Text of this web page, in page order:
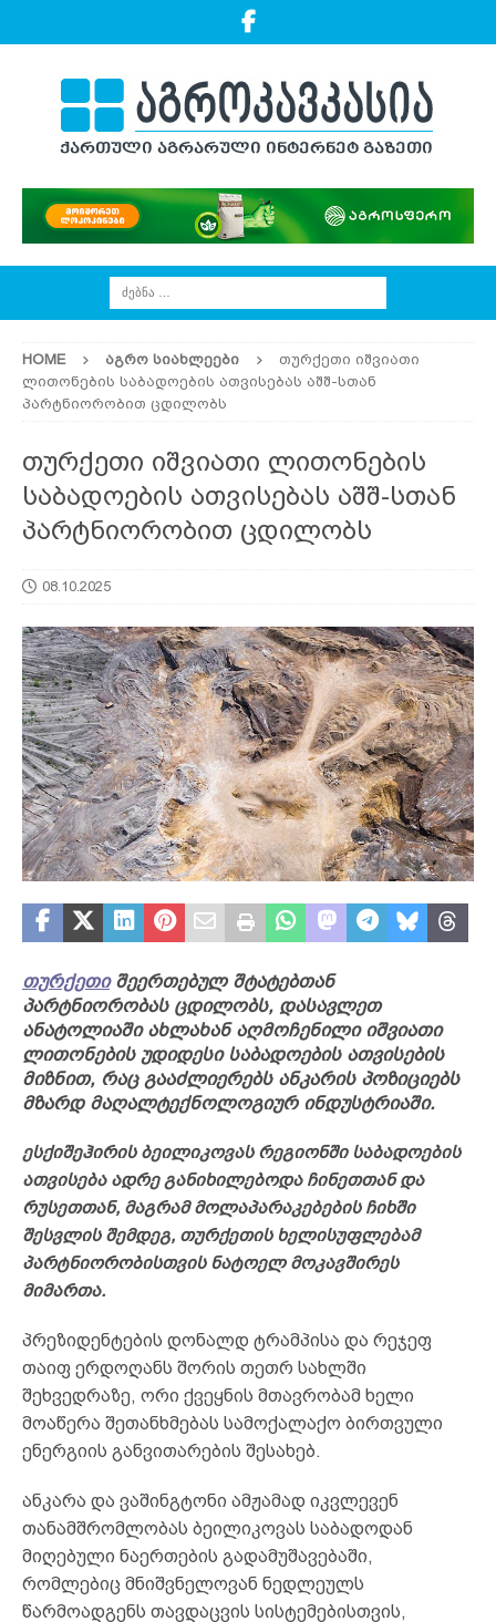
HOME ᲐᲒᲠᲝ ᲡᲘᲐᲮᲚᲔᲔᲑᲘ
თურქეთი იშვიათი
ლითონების საბადოების ათვისებას აშშ-სთან
პარტნიორობით ცდილობს
თურქეთი იშვიათი ლითონების
საბადოების ათვისებას აშშ-სთან
პარტნიორობით ცდილობს
08.10.2025
თურქეთიშეერთებულ შტატებთან
პარტნიორობას ცდილობს, დასავლეთ
ანატოლიაში ახლახან აღმოჩენილი იშვიათი
ლითონების უდიდესი საბადოების ათვისების
მიზნით, რაც გააძლიერებს ანკარის პოზიციებს
მზარდ მაღალტექნოლოგიურ ინდუსტრიაში.
ესქიშეჰირის ბეილიკოვას რეგიონში საბადოების
ათვისება ადრე განიხილებოდა ჩინეთთან და
რუსეთთან, მაგრამ მოლაპარაკებების ჩიხში
შესვლის შემდეგ, თურქეთის ხელისუფლებამ
პარტნიორობისთვის ნატოელ მოკავშირეს
მიმართა.
პრეზიდენტების დონალდ ტრამპისა და რეჯეფ
თაიფ ერდოღანს შორის თეთრ სახლში
შეხვედრაზე, ორი ქვეყნის მთავრობამ ხელი
მოაწერა შეთანხმებას სამოქალაქო ბირთვული
ენერგიის განვითარების შესახებ.
ანკარა და ვაშინგტონი ამჟამად იკვლევენ
თანამშრომლობას ბეილიკოვას საბადოდან
მიღებული ნაერთების გადამუშავებაში,
რომლებიც მნიშვნელოვან ნედლეულს
წარმოადგენს თავდაცვის სისტემებისთვის,